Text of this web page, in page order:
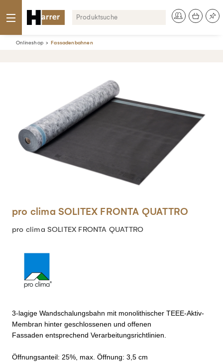
Onlineshop Fassadenbahnen
pro clima SOLITEX FRONTA QUATTRO
pro clima SOLITEX FRONTA QUATTRO
3-lagige Wandschalungsbahn mit monolithischer TEEE-Aktiv-
Membran hinter geschlossenen und offenen
Fassaden entsprechend Verarbeitungsrichtlinien.
Öffnungsanteil: 25%, max. Öffnung: 3,5 cm